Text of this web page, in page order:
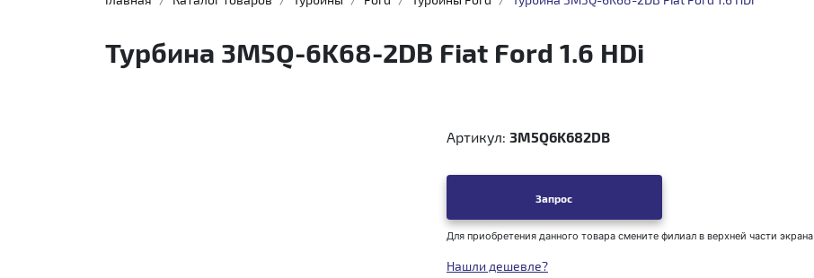
Турбина 3M5Q-6K68-2DB Fiat Ford 1.6 HDi
Артикул: 3M5Q6K682DB
Запрос
Для приобретения данного товара смените филиал в верхней части экрана
Нашли дешевле?